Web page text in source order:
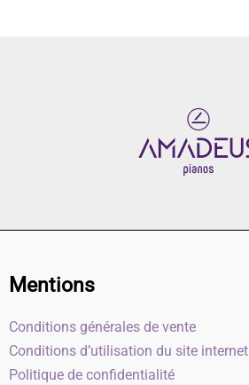
Mentions
Conditions générales de vente
Conditions d’utilisation du site internet
Politique de confidentialité